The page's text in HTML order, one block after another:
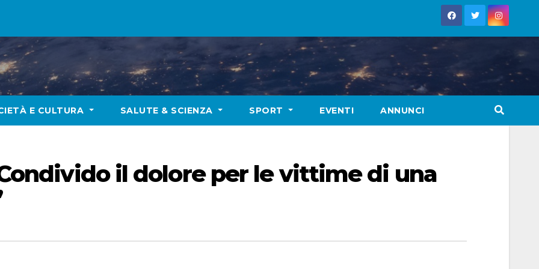
E CULTURA SALUTE & SCIENZA SPORT EVENTI ANNUNCI
il dolore per le vittime di una